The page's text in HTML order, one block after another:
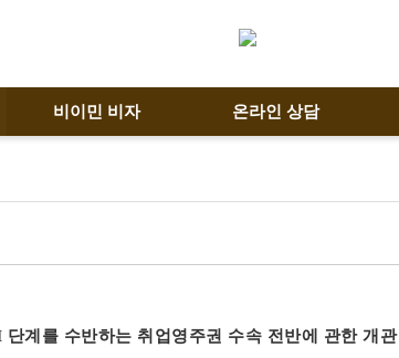
비이민 비자 온라인 상담
단계를 수반하는 취업영주권 수속 전반에 관한 개관